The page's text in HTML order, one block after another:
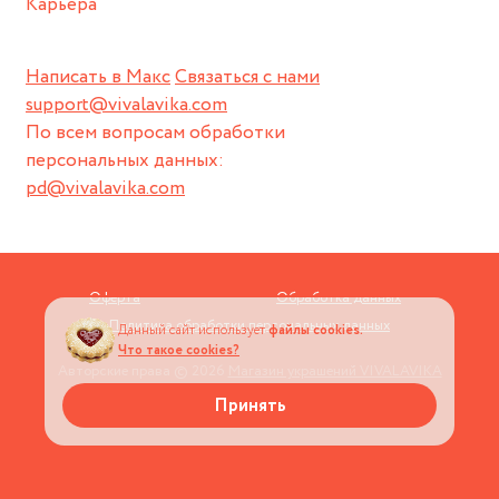
Написать в МаксСвязаться с нами
support@vivalavika.com
По всем вопросам обработки
персональных данных:
pd@vivalavika.com
Оферта
Обработка данных
Политика обработки персональных данных
Данный сайт используетфайлы cookies.
Что такое cookies?
Принять